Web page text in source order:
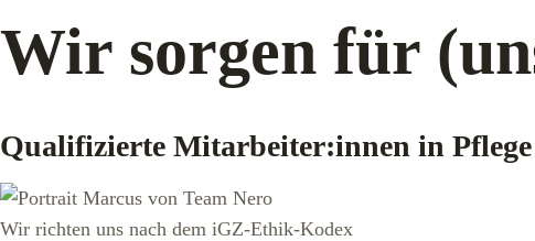
Wir sorgen für
Qualifizierte Mitarbeiter:innen in
Wir richten uns nach dem iGZ-Ethik-Kodex